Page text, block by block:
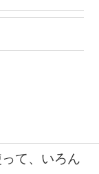
て、いろん